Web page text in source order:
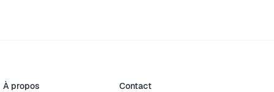
À propos
Contact